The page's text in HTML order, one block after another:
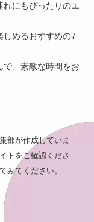
にもぴったりのエ
しめるおすすめの7
、素敵な時間をお
部が作成していま
トをご確認くださ
みてください。